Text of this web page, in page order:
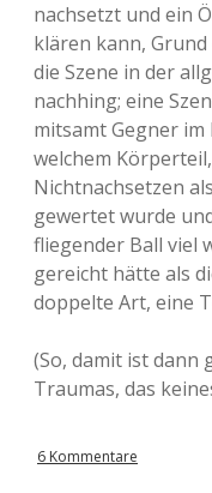
nachsetzt und ein
klären kann,
die Szene in der
nachhing; eine
mitsamt Gegner
welchem
Nichtnachsetzen
gewertet wurde
fliegender Ball viel
gereicht hätte als
doppelte Art, eine
(So, damit ist dann
Traumas, das
6 Kommentare